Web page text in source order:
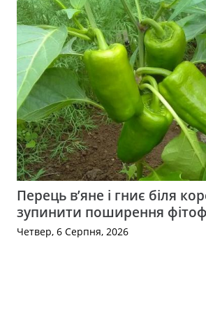
Перець в’яне і гниє біля
зупинити поширення
Четвер, 6 Серпня, 2026